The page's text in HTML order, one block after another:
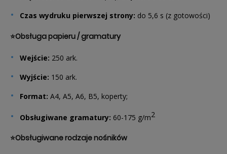
Czas wydruku pierwszej strony: do 5,6 s (z gotowości)
⭐Obsługa papieru / gramatury
Wejście: 250 ark.
Wyjście: 150 ark.
Format: A4, A5, A6, B5, koperty;
Obsługiwane gramatury: 60-175 g/m2
⭐Obsługiwane rodzaje nośników